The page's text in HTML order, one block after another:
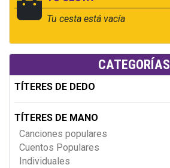
Tu cesta está vacía
CATEGORÍAS
TÍTERES DE DEDO
TÍTERES DE MANO
Canciones populares
Cuentos Populares
Individuales